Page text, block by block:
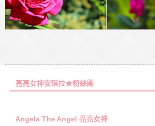
亮亮女神安琪拉★粉絲團
Angela The Angel 亮亮女神